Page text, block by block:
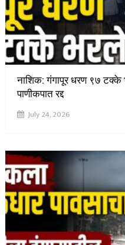
नाशिक: गंगापूर धरण ९७ टक्के
पाणीकपात रद्द
July 24, 2026